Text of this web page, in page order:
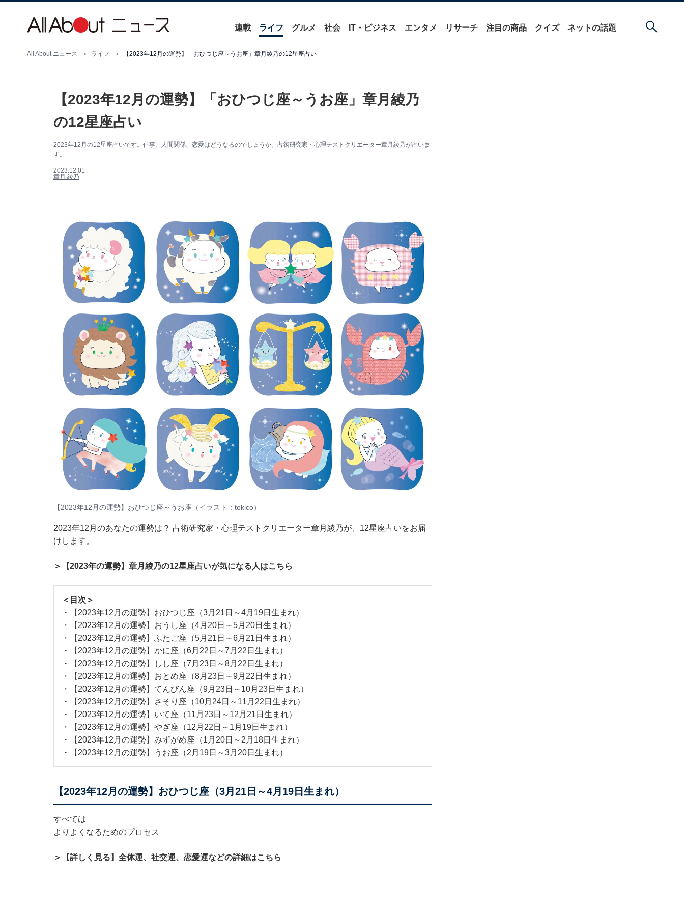
連載 ライフ グルメ 社会 IT・ビジネス エンタメ リサーチ 注目の商品 クイズ ネットの話題
All About ニュース ライフ 【2023年12月の運勢】「おひつじ座～うお座」章月綾乃の12星座占い
【2023年12月の運勢】「おひつじ座～うお座」章月綾乃
の12星座占い
2023年12月の12星座占いです。仕事、人間関係、恋愛はどうなるのでしょうか。占術研究家・心理テストクリエーター章月綾乃が占いま
す。
2023.12.01
章月 綾乃
【2023年12月の運勢】おひつじ座～うお座（イラスト： tokico）
2023年12月のあなたの運勢は？ 占術研究家・心理テストクリエーター章月綾乃が、12星座占いをお届
けします。
＞【2023年の運勢】章月綾乃の12星座占いが気になる人はこちら
＜目次＞
・
【2023年12月の運勢】おひつじ座（3月21日～4月19日生まれ）
・
【2023年12月の運勢】おうし座（4月20日～5月20日生まれ）
・
【2023年12月の運勢】ふたご座（5月21日～6月21日生まれ）
・
【2023年12月の運勢】かに座（6月22日～7月22日生まれ）
・
【2023年12月の運勢】しし座（7月23日～8月22日生まれ）
・
【2023年12月の運勢】おとめ座（8月23日～9月22日生まれ）
・
【2023年12月の運勢】てんびん座（9月23日～10月23日生まれ）
・
【2023年12月の運勢】さそり座（10月24日～11月22日生まれ）
・
【2023年12月の運勢】いて座（11月23日～12月21日生まれ）
・
【2023年12月の運勢】やぎ座（12月22日～1月19日生まれ）
・
【2023年12月の運勢】みずがめ座（1月20日～2月18日生まれ）
・
【2023年12月の運勢】うお座（2月19日～3月20日生まれ）
【2023年12月の運勢】おひつじ座（3月21日～4月19日生まれ）
すべては
よりよくなるためのプロセス
＞【詳しく見る】全体運、社交運、恋愛運などの詳細はこちら